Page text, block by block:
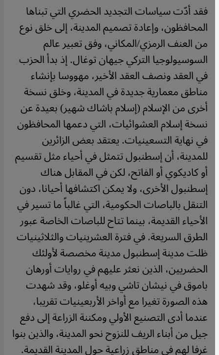
فقد أدّت سياسات التجديد الحضري التي تبناها
المحافظون، وإعادة تصميم المدينة، إلى خلق نوع
من العنف الرمزي/المكاني، وفق تعبير عالم
السوسيولوجيا التركي جيهان توغال. إذ بدأ الحزب
في العقد ونصف العقد الأخير، مهووسا بإنشاء
مناطق معمارية جديدة في المدينة، وخلق نسخة
أخرى من الإسلام (إسلام باشاك شهير) بعيدة عن
نسخة إسلام العشوائيات، التي دعمها المحافظون
في نهاية التسعينيات. يعتقد بعض الزائرين
للمدينة، أن إسطنبول تتمثل في أحياء مثل تقسيم
أو كاديكوي أو الفاتح، لكن في المقابل هناك
إسطنبول الأخرى، ولا يمكن اكتشافها أحيانا، دون
التنقل بالباصات الحكومية، التي غالباً ما تسير في
الأحياء القديمة، بينما تتاح للباصات الخاصة عبور
الطرق السريعة. في فترة العشرينيات والثلاثينيات
ظلت مدينة إسطنبول مدينة مخصصة لأولئك
الحضريين، الذين نعثر عليهم في روايات أورهان
باموق في نيشان تاشي وبيه أوغلو، وقد شهدت
هذه الصورة تغيرا مع أواخر الأربعينيات تقريبا،
عندما أدى التصنيع الأولي ومكننة الزراعة إلى دفع
جيل من أبناء الريف للنزوح نحو المدينة، والذين بنوا
غرفا لهم في مناطق زراعية حول المدينة القديمة.